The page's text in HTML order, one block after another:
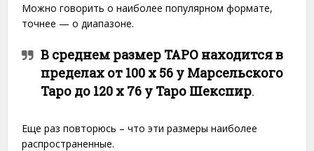
Можно говорить о наиболее популярном формате,
точнее — о диапазоне.
В среднем размер ТАРО находится в
пределах от 100 х 56 у Марсельского
Таро до 120 х 76 у Таро Шекспир.
Еще раз повторюсь – что эти размеры наиболее
распространенные.